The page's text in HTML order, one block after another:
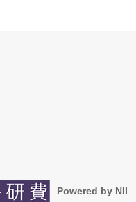
Powered by NII